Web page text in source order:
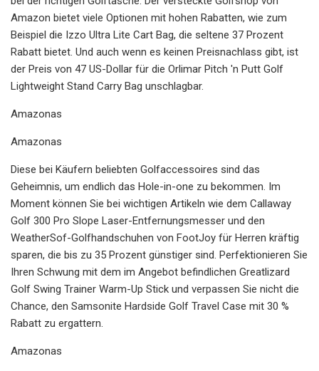
Amazon bietet viele Optionen mit hohen Rabatten, wie zum
Beispiel die Izzo Ultra Lite Cart Bag, die seltene 37 Prozent
Rabatt bietet. Und auch wenn es keinen Preisnachlass gibt, ist
der Preis von 47 US-Dollar für die Orlimar Pitch 'n Putt Golf
Lightweight Stand Carry Bag unschlagbar.
Amazonas
Amazonas
Diese bei Käufern beliebten Golfaccessoires sind das
Geheimnis, um endlich das Hole-in-one zu bekommen. Im
Moment können Sie bei wichtigen Artikeln wie dem Callaway
Golf 300 Pro Slope Laser-Entfernungsmesser und den
WeatherSof-Golfhandschuhen von FootJoy für Herren kräftig
sparen, die bis zu 35 Prozent günstiger sind. Perfektionieren Sie
Ihren Schwung mit dem im Angebot befindlichen Greatlizard
Golf Swing Trainer Warm-Up Stick und verpassen Sie nicht die
Chance, den Samsonite Hardside Golf Travel Case mit 30 %
Rabatt zu ergattern.
Amazonas